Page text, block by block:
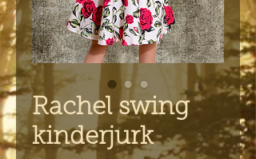
Rachel swing
kinderjurk